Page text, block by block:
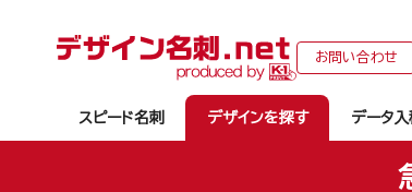
お問い合わせ
スピード名刺 デザインを探す データ入